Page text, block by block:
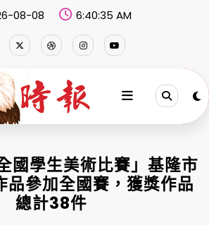
08-08 6:40:36 AM
國學生美術比賽」基隆市
參加全國賽，獲獎作品
總計38件